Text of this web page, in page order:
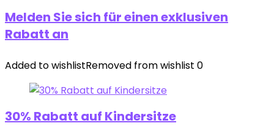
Melden Sie sich für einen exklusiven
Rabatt an
Added to wishlistRemoved from wishlist 0
30% Rabatt auf Kindersitze